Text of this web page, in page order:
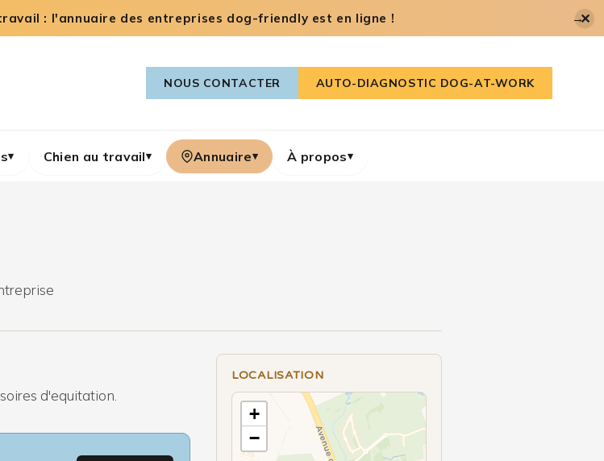
: l'annuaire des entreprises dog-friendly est en ligne ! →✕
NOUS CONTACTER AUTO-DIAGNOSTIC DOG-AT-WORK
▾ Chien au travail▾ Annuaire▾ À propos▾
d'equitation.
LOCALISATION
+
−